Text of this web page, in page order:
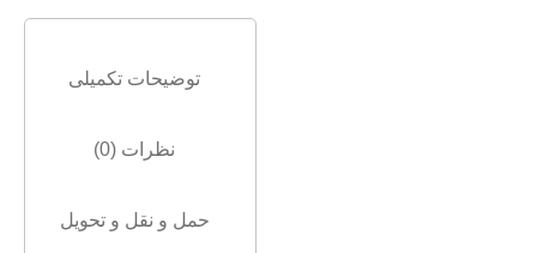
توضیحات تکمیلی
نظرات (0)
حمل و نقل و تحویل